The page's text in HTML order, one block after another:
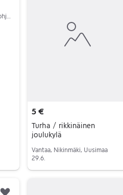
5 €
Turha / rikkinäinen
joulukylä
Vantaa, Nikinmäki, Uusimaa
29.6.